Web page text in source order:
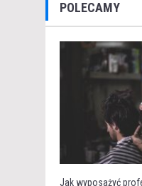
POLECAMY
Jak wyposażyć